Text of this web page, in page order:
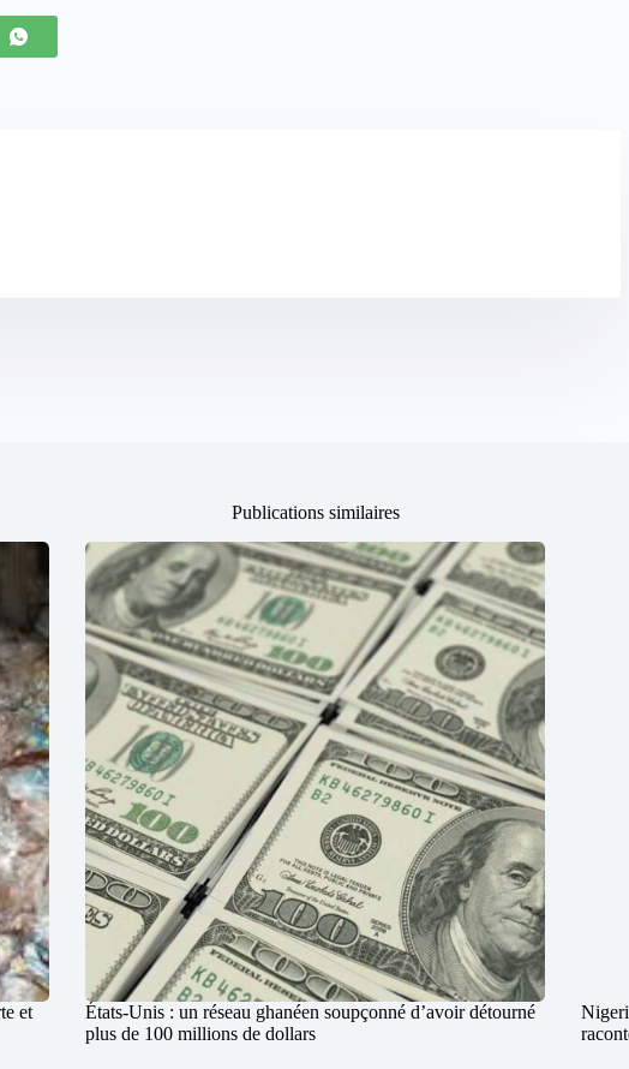
Publications similaires
et
États-Unis : un réseau ghanéen soupçonné d’avoir détourné
plus de 100 millions de dollars